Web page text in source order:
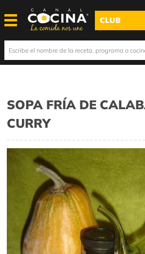
CLUB
SOPA FRÍA DE
CURRY